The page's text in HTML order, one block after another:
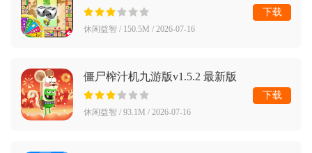
休闲益智 / 150.5M / 2026-07-16
下载
僵尸榨汁机九游版v1.5.2 最新版
休闲益智 / 93.1M / 2026-07-16
下载